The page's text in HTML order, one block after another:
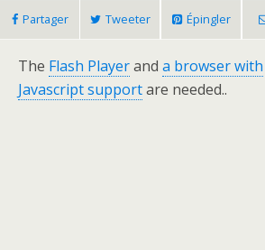
Partager Tweeter Épingler
The Flash Playerand a browser with
Javascript supportare needed..